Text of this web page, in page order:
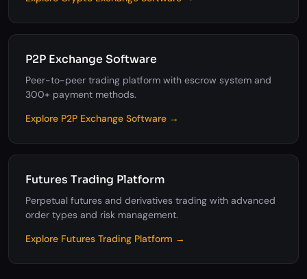
P2P Exchange Software
Peer-to-peer trading platform with escrow system and
300+ payment methods.
Explore P2P Exchange Software →
Futures Trading Platform
Perpetual futures and derivatives trading with advanced
order types and risk management.
Explore Futures Trading Platform →